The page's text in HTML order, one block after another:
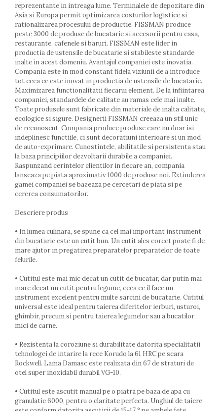
Farfurii
Scurgatoare vase
Seturi de tacamuri
Suporturi pentru tacamuri
Cani
Cesti
Pahare
Scrumiere
Seturi vesela
Suporturi farfurii
Suporturi pahare, cesti, cani
Untiere
Ustensile cofetarie si patiserie
Ramekin
Tavi si forme prajituri
Aparate prajituri
Forme briose
Ornare, insiropare si decorare
prajituri
Portionatoare si feliatoare
Raclete patiserie
Suporturi prajituri
Tavi detasabile
Tavi si forme fursecuri
Ustensile antiaderente
Ustensile de masura
reprezentante in intreaga lume. Terminalele de depozitare din
Asia si Europa permit optimizarea costurilor logistice si
rationalizarea procesului de productie. FISSMAN produce
peste 3000 de produse de bucatarie si accesorii pentru casa,
restaurante, cafenele si baruri. FISSMAN este lider in
productia de ustensile de bucatarie si stabileste standarde
inalte in acest domeniu. Avantajul companiei este inovatia.
Compania este in mod constant fidela viziunii de a introduce
tot ceea ce este inovat in productia de ustensile de bucatarie.
Maximizarea functionalitatii fiecarui element. De la infiintarea
companiei, standardele de calitate au ramas cele mai inalte.
Toate produsele sunt fabricate din materiale de inalta calitate,
ecologice si sigure. Designerii FISSMAN creeaza un stil unic
de recunoscut. Compania produce produse care nu doar isi
indeplinesc functiile, ci sunt decoratiuni interioare si un mod
de auto-exprimare. Cunostintele, abilitatile si persistenta stau
la baza principiilor dezvoltarii durabile a companiei.
Raspunzand cerintelor clientilor in fiecare an, compania
lanseaza pe piata aproximativ 1000 de produse noi. Extinderea
gamei companiei se bazeaza pe cercetari de piata si pe
cererea consumatorilor.
Descriere produs
• In lumea culinara, se spune ca cel mai important instrument
din bucatarie este un cutit bun. Un cutit ales corect poate fi de
mare ajutor in pregatirea preparatelor preparatelor de toate
felurile.
• Cutitul este mai mic decat un cutit de bucatar, dar putin mai
mare decat un cutit pentru legume, ceea ce il face un
instrument excelent pentru multe sarcini de bucatarie. Cutitul
universal este ideal pentru taierea diferitelor ierburi, usturoi,
ghimbir, precum si pentru taierea legumelor sau a bucatilor
mici de carne.
• Rezistenta la coroziune si durabilitate datorita specialitatii
tehnologei de intarire la rece Korudo la 61 HRC pe scara
Rockwell. Lama Damasc este realizata din 67 de straturi de
otel super inoxidabil durabil VG-10.
• Cutitul este ascutit manual pe o piatra pe baza de apa cu
granulatie 6000, pentru o claritate perfecta. Unghiul de taiere